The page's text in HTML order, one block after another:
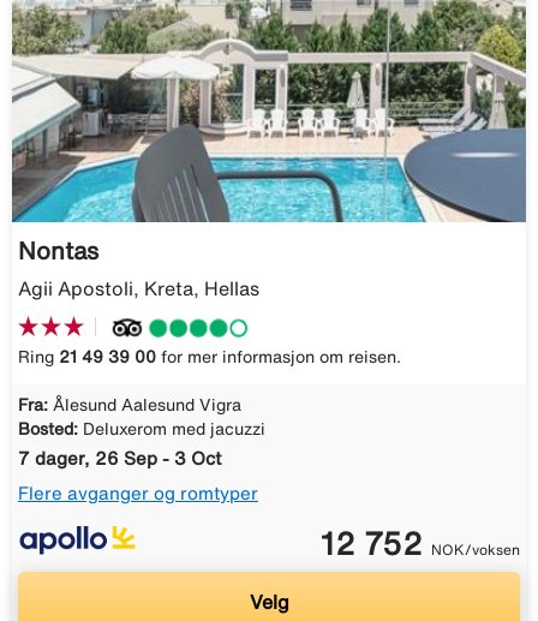
Nontas
Agii Apostoli, Kreta, Hellas
Ring 21 49 39 00 for mer informasjon om reisen.
Fra: Ålesund Aalesund Vigra
Bosted: Deluxerom med jacuzzi
7 dager, 26 Sep - 3 Oct
Flere avganger og romtyper
12 752 NOK/voksen
Velg